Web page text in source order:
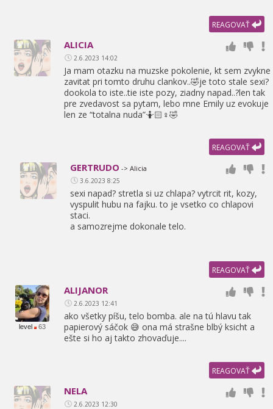
REAGOVAŤ
ALICIA
2.6.2023 14:02
Ja mam otazku na muzske pokolenie, kt sem zvykne
zavitat pri tomto druhu clankov..🤣je toto stale sexi?
dookola to iste..tie iste pozy, ziadny napad..?len tak
pre zvedavost sa pytam, lebo mne Emily uz evokuje
len ze “totalna nuda”🤷🏻♀🤣
REAGOVAŤ
GERTRUDO -> Alicia
3.6.2023 8:25
sexi napad? stretla si uz chlapa? vytrcit rit, kozy,
vyspulit hubu na fajku. to je vsetko co chlapovi
staci.
a samozrejme dokonale telo.
REAGOVAŤ
level 63
ALIJANOR
2.6.2023 12:41
ako všetky píšu, telo bomba. ale na tú hlavu tak
papierový sáčok 😅 ona má strašne blbý ksicht a
ešte si ho aj takto zhovaďuje....
REAGOVAŤ
NELA
2.6.2023 12:30